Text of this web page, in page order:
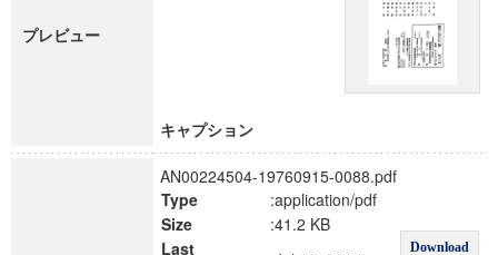
プレビュー
キャプション
AN00224504-19760915-0088.pdf
Type
:application/pdf
Download
Size
:41.2 KB
Last